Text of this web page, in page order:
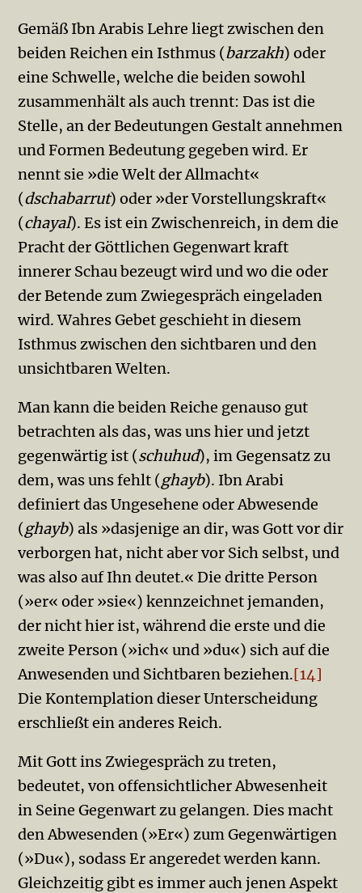
Gemäß Ibn Arabis Lehre liegt zwischen den
beiden Reichen ein Isthmus (barzakh) oder
eine Schwelle, welche die beiden sowohl
zusammenhält als auch trennt: Das ist die
Stelle, an der Bedeutungen Gestalt annehmen
und Formen Bedeutung gegeben wird. Er
nennt sie »die Welt der Allmacht«
(dschabarrut) oder »der Vorstellungskraft«
(chayal). Es ist ein Zwischenreich, in dem die
Pracht der Göttlichen Gegenwart kraft
innerer Schau bezeugt wird und wo die oder
der Betende zum Zwiegespräch eingeladen
wird. Wahres Gebet geschieht in diesem
Isthmus zwischen den sicht­baren und den
unsichtbaren Welten.
Man kann die beiden Reiche genauso gut
betrachten als das, was uns hier und jetzt
gegenwärtig ist (schuhud), im Gegensatz zu
dem, was uns fehlt (ghayb). Ibn Arabi
definiert das Ungesehene oder Ab­wesende
(ghayb) als »dasjenige an dir, was Gott vor dir
verborgen hat, nicht aber vor Sich selbst, und
was also auf Ihn deutet.« Die dritte Person
(»er« oder »sie«) kennzeichnet jemanden,
der nicht hier ist, während die erste und die
zweite Person (»ich« und »du«) sich auf die
Anwesenden und Sichtbaren beziehen.[14]
Die Kontem­plation dieser Unterscheidung
erschließt ein anderes Reich.
Mit Gott ins Zwiegespräch zu treten,
bedeutet, von offen­sichtlicher Ab­wesenheit
in Seine Gegenwart zu gelangen. Dies macht
den Ab­wesenden (»Er«) zum Gegenwärtigen
(»Du«), sodass Er angeredet werden kann.
Gleichzeitig gibt es immer auch jenen Aspekt